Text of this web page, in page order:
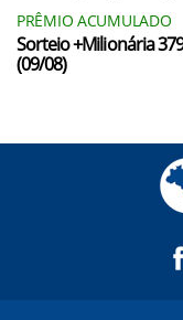
PRÊMIO ACUMULADO
Sorteio +Milionária
(09/08)